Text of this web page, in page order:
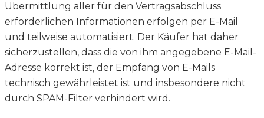
Übermittlung aller für den Vertragsabschluss
erforderlichen Informationen erfolgen per E-Mail
und teilweise automatisiert. Der Käufer hat daher
sicherzustellen, dass die von ihm angegebene E-Mail-
Adresse korrekt ist, der Empfang von E-Mails
technisch gewährleistet ist und insbesondere nicht
durch SPAM-Filter verhindert wird.